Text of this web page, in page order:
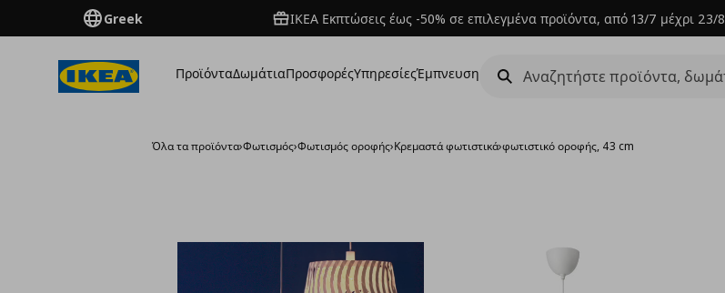
Greek ΙΚΕΑ Εκπτώσεις έως -50% σε επιλεγμένα προϊόντα, από 13/7 μέχρι 23/8
ΠροϊόνταΔωμάτιαΠροσφορέςΥπηρεσίεςΈμπνευση
Όλα τα προϊόντα›Φωτισμός›Φωτισμός οροφής›Κρεμαστά φωτιστικά›φωτιστικό οροφής, 43 cm